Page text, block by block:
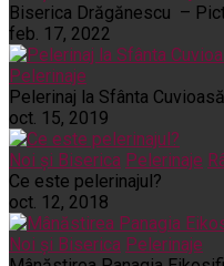
Biserica Drăgănescu –
feb. 17, 2022
Pelerinaje
Pelerinaj la Sfânta
oct. 15, 2019
Noi și Biserica Pelerinaje
Ce este pelerinajul?
oct. 12, 2018
Noi și Biserica Pelerinaje